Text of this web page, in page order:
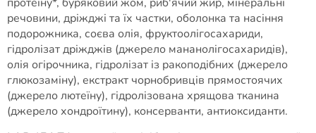
речовини, дріжджі та їх частки, оболонка та насіння
подорожника, соєва олія, фруктоолігосахариди,
гідролізат дріжджів (джерело мананолігосахаридів),
олія огірочника, гідролізат із ракоподібних (джерело
глюкозаміну), екстракт чорнобривців прямостоячих
(джерело лютеїну), гідролізована хрящова тканина
(джерело хондроїтину), консерванти, антиоксиданти.